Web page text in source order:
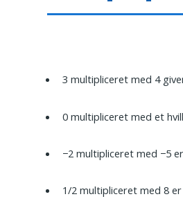
3 multipliceret med 4
0 multipliceret med et
−2 multipliceret med −5 er
1/2 multipliceret med 8 er